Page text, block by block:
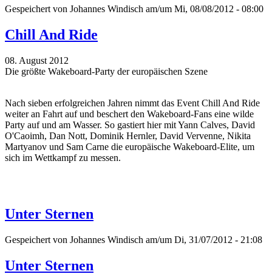
Gespeichert von Johannes Windisch am/um Mi, 08/08/2012 - 08:00
Chill And Ride
08. August 2012
Die größte Wakeboard-Party der europäischen Szene
Nach sieben erfolgreichen Jahren nimmt das Event Chill And Ride
weiter an Fahrt auf und beschert den Wakeboard-Fans eine wilde
Party auf und am Wasser. So gastiert hier mit Yann Calves, David
O'Caoimh, Dan Nott, Dominik Hernler, David Vervenne, Nikita
Martyanov und Sam Carne die europäische Wakeboard-Elite, um
sich im Wettkampf zu messen.
Unter Sternen
Gespeichert von Johannes Windisch am/um Di, 31/07/2012 - 21:08
Unter Sternen